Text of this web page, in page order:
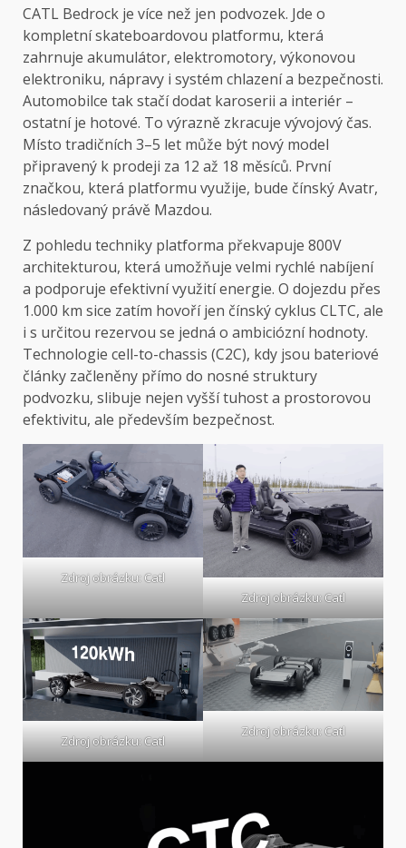
CATL Bedrock je více než jen podvozek. Jde o
kompletní skateboardovou platformu, která
zahrnuje akumulátor, elektromotory, výkonovou
elektroniku, nápravy i systém chlazení a bezpečnosti.
Automobilce tak stačí dodat karoserii a interiér –
ostatní je hotové. To výrazně zkracuje vývojový čas.
Místo tradičních 3–5 let může být nový model
připravený k prodeji za 12 až 18 měsíců. První
značkou, která platformu využije, bude čínský Avatr,
následovaný právě Mazdou.
Z pohledu techniky platforma překvapuje 800V
architekturou, která umožňuje velmi rychlé nabíjení
a podporuje efektivní využití energie. O dojezdu přes
1.000 km sice zatím hovoří jen čínský cyklus CLTC, ale
i s určitou rezervou se jedná o ambiciózní hodnoty.
Technologie cell-to-chassis (C2C), kdy jsou bateriové
články začleněny přímo do nosné struktury
podvozku, slibuje nejen vyšší tuhost a prostorovou
efektivitu, ale především bezpečnost.
Zdroj obrázku: Catl
Zdroj obrázku: Catl
Zdroj obrázku: Catl
Zdroj obrázku: Catl